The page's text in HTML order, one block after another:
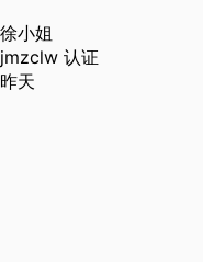
徐小姐
jmzclw 认证
昨天